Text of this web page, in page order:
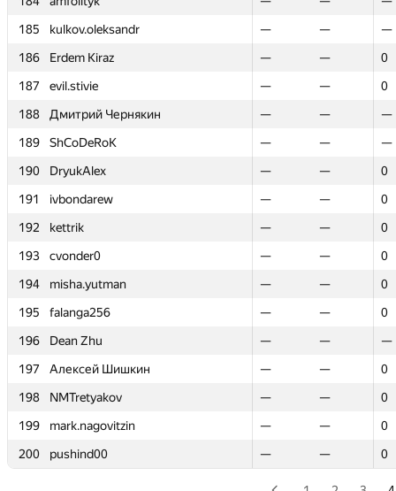
185
kulkov.oleksandr — —
—
186
Erdem Kiraz — —
0
187
evil.stivie — —
0
188
Дмитрий Чернякин — —
—
189
ShCoDeRoK — —
—
190
DryukAlex — —
0
191
ivbondarew — —
0
192
kettrik — —
0
193
cvonder0 — —
0
194
misha.yutman — —
0
195
falanga256 — —
0
196
Dean Zhu — —
—
197
Алексей Шишкин — —
0
198
NMTretyakov — —
0
199
mark.nagovitzin — —
0
200
pushind00 — — 0
185
kulkov.oleksandr — —
—
186
Erdem Kiraz — —
0
187
evil.stivie — —
0
188
Дмитрий Чернякин — —
—
189
ShCoDeRoK — —
—
190
DryukAlex — —
0
191
ivbondarew — —
0
192
kettrik — —
0
193
cvonder0 — —
0
194
misha.yutman — —
0
195
falanga256 — —
0
196
Dean Zhu — —
—
197
Алексей Шишкин — —
0
198
NMTretyakov — —
0
199
mark.nagovitzin — —
0
200
pushind00 — — 0